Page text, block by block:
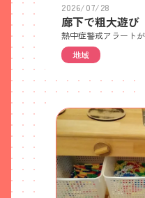
2026/07/28
廊下で粗大遊び
地域